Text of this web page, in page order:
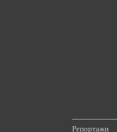
Репортажи